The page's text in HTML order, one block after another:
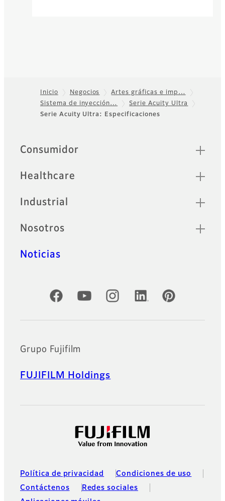
Footer
Inicio Negocios
Artes gráficas e imp…
Sistema de inyección…
Serie Acuity Ultra
Serie Acuity Ultra: Especificaciones
Sitemap
Consumidor
Healthcare
Industrial
Nosotros
Noticias
Cuentas oficiales de redes sociales
Grupo Fujifilm
FUJIFILM Holdings
Política de privacidad
Condiciones de uso
Contáctenos
Redes sociales